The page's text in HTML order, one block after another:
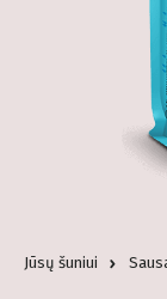
Jūsų šuniui